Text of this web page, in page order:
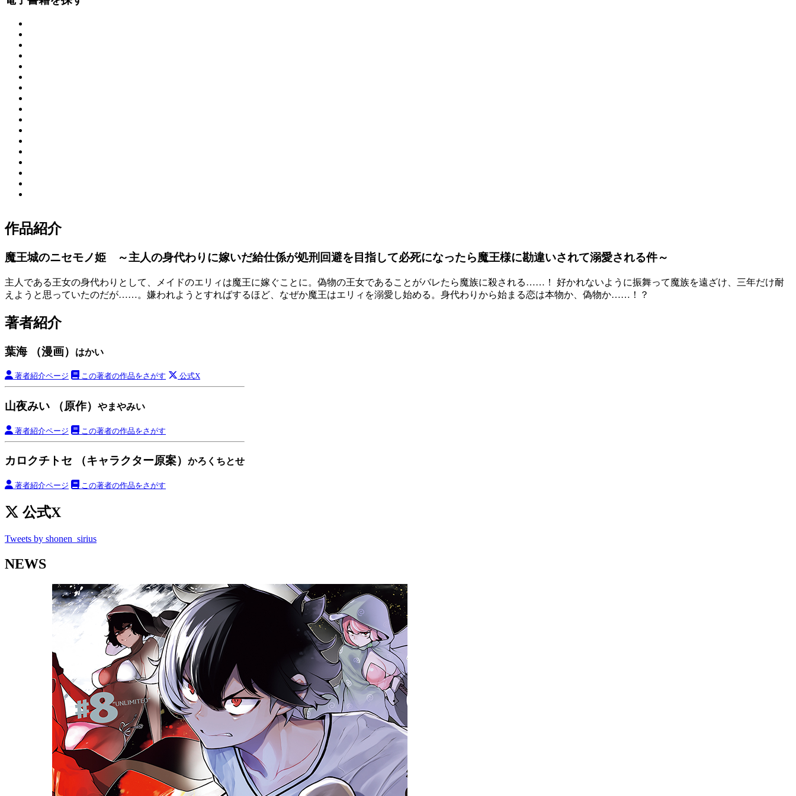
作品紹介
魔王城のニセモノ姫 ～主人の身代わりに嫁いだ給仕係が処刑回避を目指して必死になったら魔王様に勘違いされて溺愛される件～
主人である王女の身代わりとして、メイドのエリィは魔王に嫁ぐことに。偽物の王女であることがバレたら魔族に殺される……！ 好かれないように振舞って魔族を遠ざけ、三年だけ耐
えようと思っていたのだが……。嫌われようとすればするほど、なぜか魔王はエリィを溺愛し始める。身代わりから始まる恋は本物か、偽物か……！？
著者紹介
葉海 （漫画） はかい
著者紹介ページ この著者の作品をさがす 公式X
山夜みい （原作） やまやみい
著者紹介ページ この著者の作品をさがす
カロクチトセ （キャラクター原案） かろくちとせ
著者紹介ページ この著者の作品をさがす
公式X
Tweets by shonen_sirius
NEWS